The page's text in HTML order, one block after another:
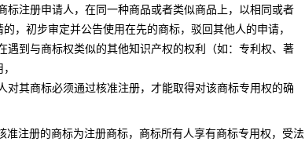
标注册申请人，在同一种商品或者类似商品上，以相同或者
初步审定并公告使用在先的商标，驳回其他人的申请，
遇到与商标权类似的其他知识产权的权利（如：专利权、著
对其商标必须通过核准注册，才能取得对该商标专用权的确
准注册的商标为注册商标，商标所有人享有商标专用权，受法